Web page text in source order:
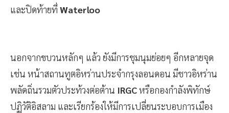
และปิดท้ายที่ Waterloo
นอกจากขบวนหลักๆ แล้ว ยังมีการชุมนุมย่อยๆ อีกหลายจุด
เช่น หน้าสถานทูตอิหร่านประจำกรุงลอนดอน มีชาวอิหร่าน
พลัดถิ่นรวมตัวประท้วงต่อต้าน IRGCหรือกองกำลังพิทักษ์
ปฏิวัติอิสลาม และเรียกร้องให้มีการเปลี่ยนระบอบการเมือง